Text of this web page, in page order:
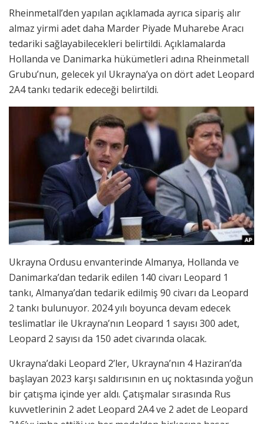
Rheinmetall’den yapılan açıklamada ayrıca sipariş alır
almaz yirmi adet daha Marder Piyade Muharebe Aracı
tedariki sağlayabilecekleri belirtildi. Açıklamalarda
Hollanda ve Danimarka hükümetleri adına Rheinmetall
Grubu’nun, gelecek yıl Ukrayna’ya on dört adet Leopard
2A4 tankı tedarik edeceği belirtildi.
Ukrayna Ordusu envanterinde Almanya, Hollanda ve
Danimarka’dan tedarik edilen 140 civarı Leopard 1
tankı, Almanya’dan tedarik edilmiş 90 civarı da Leopard
2 tankı bulunuyor. 2024 yılı boyunca devam edecek
teslimatlar ile Ukrayna’nın Leopard 1 sayısı 300 adet,
Leopard 2 sayısı da 150 adet civarında olacak.
Ukrayna’daki Leopard 2’ler, Ukrayna’nın 4 Haziran’da
başlayan 2023 karşı saldırısının en uç noktasında yoğun
bir çatışma içinde yer aldı. Çatışmalar sırasında Rus
kuvvetlerinin 2 adet Leopard 2A4 ve 2 adet de Leopard